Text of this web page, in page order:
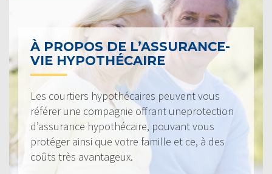
À PROPOS DE L’ASSURANCE-
VIE HYPOTHÉCAIRE
Les courtiers hypothécaires peuvent vous
référer une compagnie offrant uneprotection
d’assurance hypothécaire, pouvant vous
protéger ainsi que votre famille et ce, à des
coûts très avantageux.